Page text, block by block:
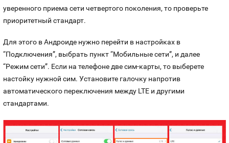
уверенного приема сети четвертого поколения, то проверьте
приоритетный стандарт.
Для этого в Андроиде нужно перейти в настройках в
“Подключения”, выбрать пункт “Мобильные сети”, и далее
“Режим сети”. Если на телефоне две сим-карты, то выберете
настойку нужной сим. Установите галочку напротив
автоматического переключения между LTE и другими
стандартами.